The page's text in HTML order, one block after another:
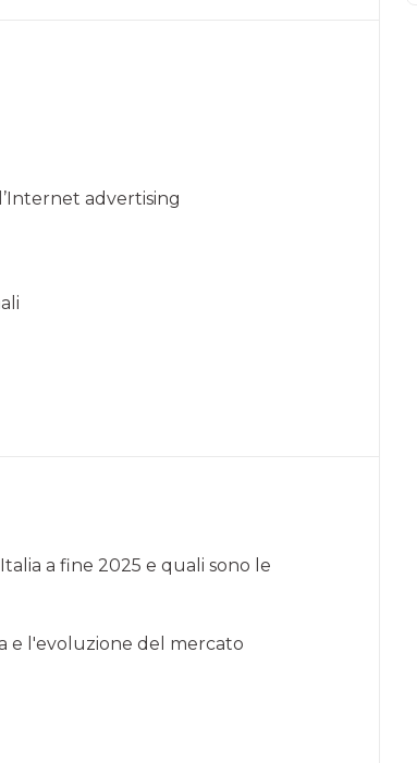
advertising
a fine 2025 e quali sono le
e l'evoluzione del mercato